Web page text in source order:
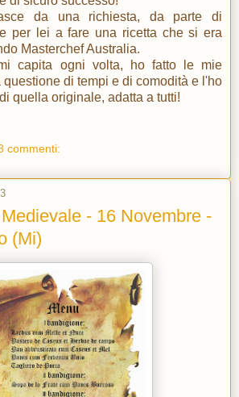
da una richiesta, da parte di
per lei a fare una ricetta che si era
Masterchef Australia.
capita ogni volta, ho fatto le mie
questione di tempi e di comodità e l'ho
quella originale, adatta a tutti!
commenti:
- 16 Novembre -
(Mi)